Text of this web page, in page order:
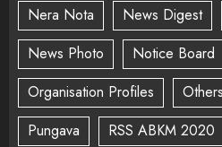
Nera Nota
News Digest
News Photo
Notice Board
Organisation Profiles
Others
Pungava
RSS ABKM 2020